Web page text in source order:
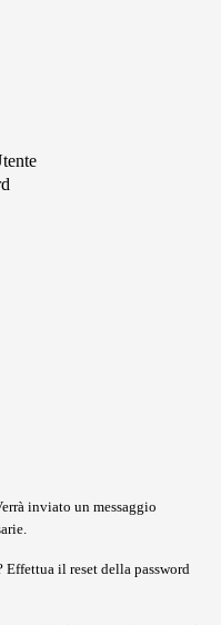
inviato un messaggio
Effettua il reset della password